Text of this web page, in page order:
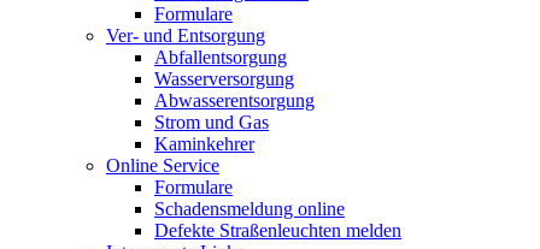
Formulare
Ver- und Entsorgung
Abfallentsorgung
Wasserversorgung
Abwasserentsorgung
Strom und Gas
Kaminkehrer
Online Service
Formulare
Schadensmeldung online
Defekte Straßenleuchten melden